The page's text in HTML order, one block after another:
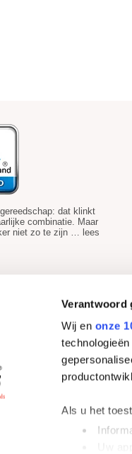
Verantwoord
Wij en onze
Als u het
dat klinkt
combinatie. Maar
niet zo te zijn … lees